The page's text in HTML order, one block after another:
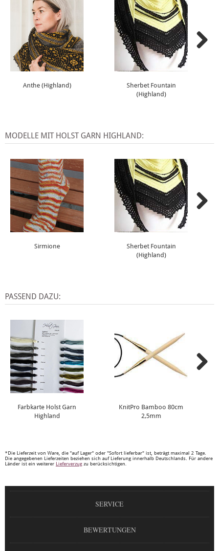
Anthe (Highland)
Sherbet Fountain
(Highland)
MODELLE MIT HOLST GARN HIGHLAND:
Sirmione
Sherbet Fountain
(Highland)
PASSEND DAZU:
Farbkarte Holst Garn
Highland
KnitPro Bamboo 80cm
2,5mm
*Die Lieferzeit von Ware, die "auf Lager" oder "Sofort lieferbar" ist, beträgt maximal 2 Tage.
Die angegebenen Lieferzeiten beziehen sich auf Lieferung innerhalb Deutschlands. Für andere
Länder ist ein weiterer Lieferverzug zu berücksichtigen.
SERVICE
BEWERTUNGEN